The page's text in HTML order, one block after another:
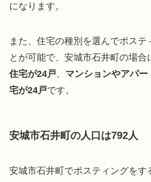
になります。
また、住宅の種別を選んでポステ
とが可能で、安城市石井町の場合
住宅が24戸、 マンションやアパ
宅が24戸です。
安城市石井町の人口は792人
安城市石井町でポスティングをす